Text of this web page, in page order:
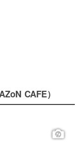
CAFE）